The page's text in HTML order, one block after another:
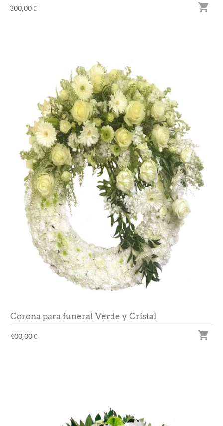
300,00 € 
Corona para funeral Verde y Cristal
400,00 € 